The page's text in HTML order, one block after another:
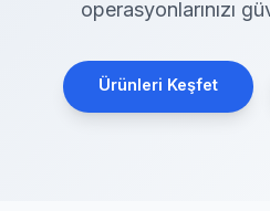
operasyonlarınızı
Ürünleri Keşfet